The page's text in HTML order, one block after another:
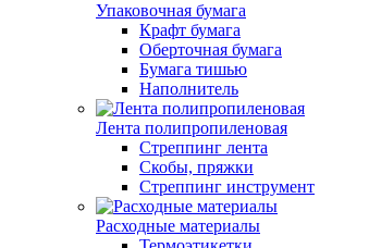
Упаковочная бумага
Крафт бумага
Оберточная бумага
Бумага тишью
Наполнитель
Лента полипропиленовая
Стреппинг лента
Скобы, пряжки
Стреппинг инструмент
Расходные материалы